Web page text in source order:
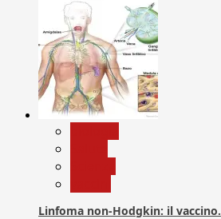
Linfoma non-Hodgkin: il vaccino.